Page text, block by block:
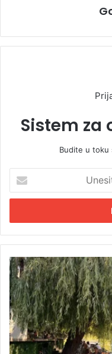
Sistem za
Budite u toku
e
i
t
E
m
a
i
l
a
d
r
L
j
e
t
n
i
d
a